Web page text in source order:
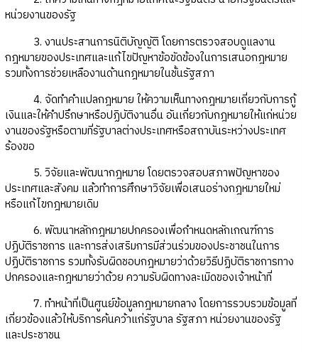
หน่วยงานของรัฐ
3. งานประสานการนิติบัญญัติ โดยการตรวจสอบดูแลงาน
กฎหมายของประเทศและแก้ไขปัญหาข้อขัดข้องในการเสนอกฎหมาย
รวมทั้งการช่วยเหลืองานด้านกฎหมายในชั้นรัฐสภา
4. จัดทำคำแปลกฎหมาย ให้ความเห็นทางกฎหมายเกี่ยวกับการกู้
เงินและให้คำปรึกษาหรือปฏิบัติงานอื่น อันเกี่ยวกับกฎหมายให้แก่หน่วย
งานของรัฐหรือตามที่รัฐบาลต่างประเทศหรือสถาบันระหว่างประเทศ
ร้องขอ
5. วิจัยและพัฒนากฎหมาย โดยตรวจสอบสภาพปัญหาของ
ประเทศและสังคม แล้วทำการศึกษาวิจัยเพื่อเสนอร่างกฎหมายใหม่
หรือแก้ไขกฎหมายเดิม
6. พัฒนาหลักกฎหมายปกครองเพื่อกำหนดหลักเกณฑ์การ
ปฏิบัติราชการ และการส่งเสริมการมีส่วนร่วมของประชาชนในการ
ปฏิบัติราชการ รวมทั้งรับผิดชอบกฎหมายว่าด้วยวิธีปฏิบัติราชการทาง
ปกครองและกฎหมายว่าด้วย ความรับผิดทางละเมิดของเจ้าหน้าที่
7. ทำหน้าที่เป็นศูนย์ข้อมูลกฎหมายกลาง โดยการรวบรวมข้อมูลที่
เกี่ยวข้องแล้วให้บริการค้นคว้าแก่รัฐบาล รัฐสภา หน่วยงานของรัฐ
และประชาชน